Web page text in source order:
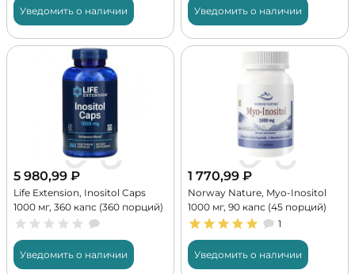
Уведомить о наличии Уведомить о наличии
5 980,99 ₽
Life Extension, Inositol Caps
1000 мг, 360 капс (360 порций)
Уведомить о наличии
1 770,99 ₽
Norway Nature, Myo-Inositol
1000 мг, 90 капс (45 порций)
1
Уведомить о наличии